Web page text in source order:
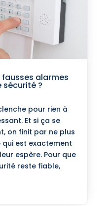
alarmes
sécurité ?
pour rien à
Et si ça se
on finit par ne plus
est exactement
espère. Pour que
reste fiable,